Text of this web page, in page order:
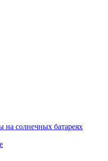
на солнечных батареях